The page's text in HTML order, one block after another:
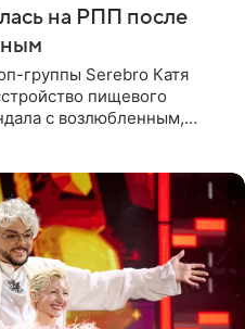
на РПП после
группы Serebro Катя
пищевого
с возлюбленным,